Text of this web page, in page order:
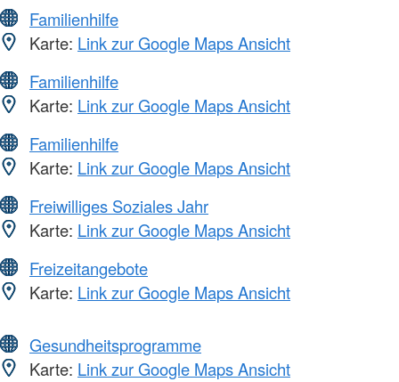
Familienhilfe
Karte: Link zur Google Maps Ansicht
Familienhilfe
Karte: Link zur Google Maps Ansicht
Familienhilfe
Karte: Link zur Google Maps Ansicht
Freiwilliges Soziales Jahr
Karte: Link zur Google Maps Ansicht
Freizeitangebote
Karte: Link zur Google Maps Ansicht
Gesundheitsprogramme
Karte: Link zur Google Maps Ansicht